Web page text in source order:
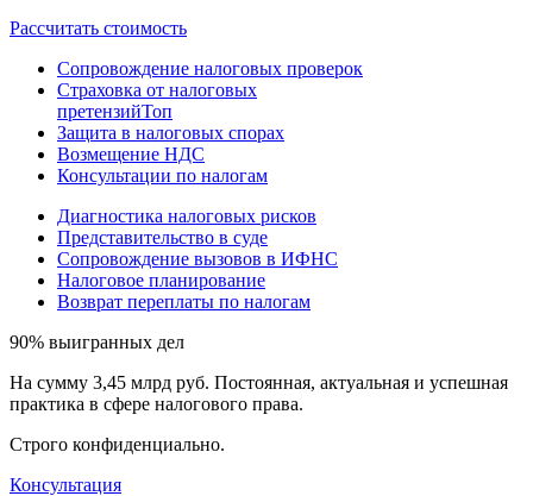
Рассчитать стоимость
Сопровождение налоговых проверок
Страховка от налоговых
претензийТоп
Защита в налоговых спорах
Возмещение НДС
Консультации по налогам
Диагностика налоговых рисков
Представительство в суде
Сопровождение вызовов в ИФНС
Налоговое планирование
Возврат переплаты по налогам
90% выигранных дел
На сумму 3,45 млрд руб. Постоянная, актуальная и успешная
практика в сфере налогового права.
Строго конфиденциально.
Консультация